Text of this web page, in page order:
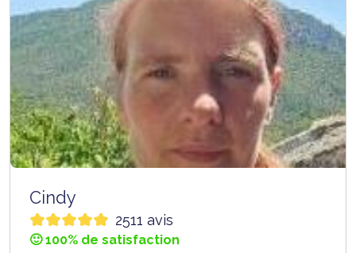
Cindy
2511 avis
🙂 100% de satisfaction